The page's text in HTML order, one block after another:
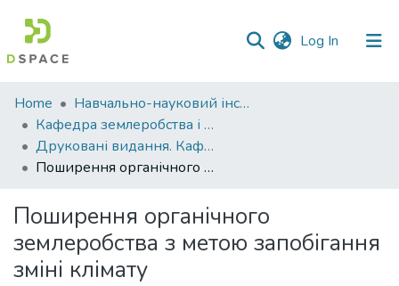
Log In (current)
Communities
&
Collections
All of DSpace
Statistics
Home
Навчально-науковий інститут агротехнологій, селекції та екології
Кафедра землеробства і агрохімії ім. В.І.Сазанова
Друковані видання. Кафедра землеробства і агрохімії ім. В.І.Сазанова
Поширення органічного землеробства з метою запобігання зміні клімату
Поширення органічного
землеробства з метою запобігання
зміні клімату